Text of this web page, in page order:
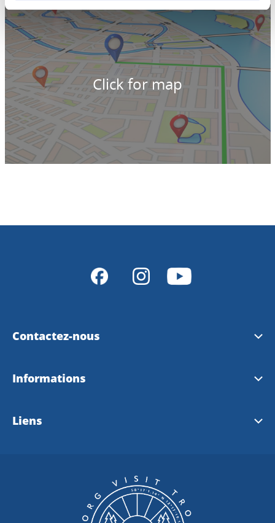
Click for map
Contactez-nous
Office de Tourisme de Trollhättan
Informations
Plans de ville 2026
Liens